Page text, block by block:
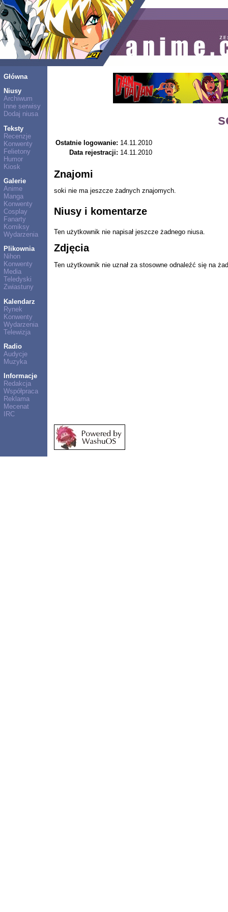
Główna
Niusy
Archiwum
Inne serwisy
Dodaj niusa
Teksty
Recenzje
Konwenty
Felietony
Humor
Kiosk
Galerie
Anime
Manga
Konwenty
Cosplay
Fanarty
Komiksy
Wydarzenia
Plikownia
Nihon
Konwenty
Media
Teledyski
Zwiastuny
Kalendarz
Rynek
Konwenty
Wydarzenia
Telewizja
Radio
Audycje
Muzyka
Informacje
Redakcja
Współpraca
Reklama
Mecenat
IRC
Ostatnie logowanie: 14.11.2010
Data rejestracji: 14.11.2010
Znajomi
soki nie ma jeszcze żadnych znajomych.
Niusy i komentarze
Ten użytkownik nie napisał jeszcze żadnego niusa.
Zdjęcia
Ten użytkownik nie uznał za stosowne odnaleźć się na